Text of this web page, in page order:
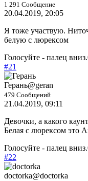
1 291 Сообщение
20.04.2019, 20:05
Я тоже участвую.
белую с люрексом
Голосуйте - палец вниз.
#21
Герань@geran
479 Сообщений
21.04.2019, 09:11
Девочки, а какого
Белая с люрексом это
Голосуйте - палец вниз.
#22
doctorka@doctorka